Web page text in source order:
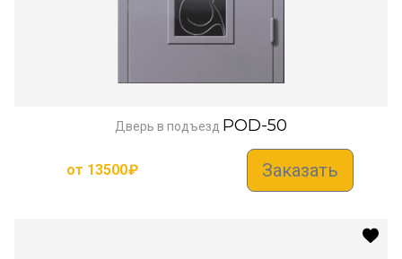
Дверь в подъезд POD-50
от 13500₽ Заказать